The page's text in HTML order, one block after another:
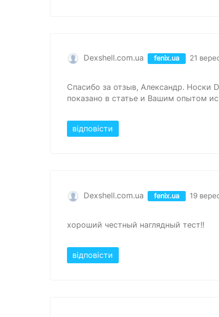
Dexshell.com.ua fenix.ua 21
Спасибо за отзыв, Александр. Носки
показано в статье и Вашим опытом
відповісти
Dexshell.com.ua fenix.ua 19
хороший честный наглядный тест!!
відповісти